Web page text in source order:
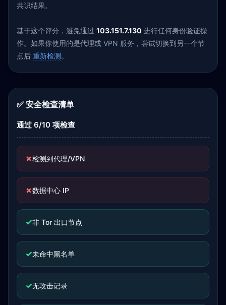
共识结果。
基于这个评分，避免通过 103.151.7.130 进行任何身份验证操
作。如果你使用的是代理或 VPN 服务，尝试切换到另一个节
点后 重新检测。
✅ 安全检查清单
通过 6/10 项检查
✗检测到代理/VPN
✗数据中心 IP
✓非 Tor 出口节点
✓未命中黑名单
✓无攻击记录